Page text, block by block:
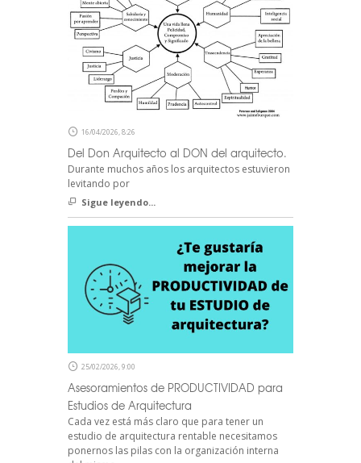
16/04/2026, 8:26
Del Don Arquitecto al DON del arquitecto.
Durante muchos años los arquitectos estuvieron
levitando por
Sigue leyendo...
25/02/2026, 9:00
Asesoramientos de PRODUCTIVIDAD para
Estudios de Arquitectura
Cada vez está más claro que para tener un
estudio de arquitectura rentable necesitamos
ponernos las pilas con la organización interna